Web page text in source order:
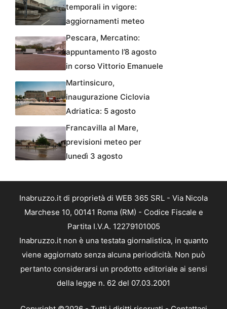
temporali in vigore:
aggiornamenti meteo
Pescara, Mercatino:
appuntamento l’8 agosto
in corso Vittorio Emanuele
Martinsicuro,
inaugurazione Ciclovia
Adriatica: 5 agosto
Francavilla al Mare,
previsioni meteo per
lunedì 3 agosto
Inabruzzo.it di proprietà di WEB 365 SRL - Via Nicola
Marchese 10, 00141 Roma (RM) - Codice Fiscale e
Partita I.V.A. 12279101005
Inabruzzo.it non è una testata giornalistica, in quanto
viene aggiornato senza alcuna periodicità. Non può
pertanto considerarsi un prodotto editoriale ai sensi
della legge n. 62 del 07.03.2001